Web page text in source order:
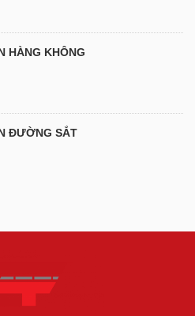
HÀNG KHÔNG
ĐƯỜNG SẮT